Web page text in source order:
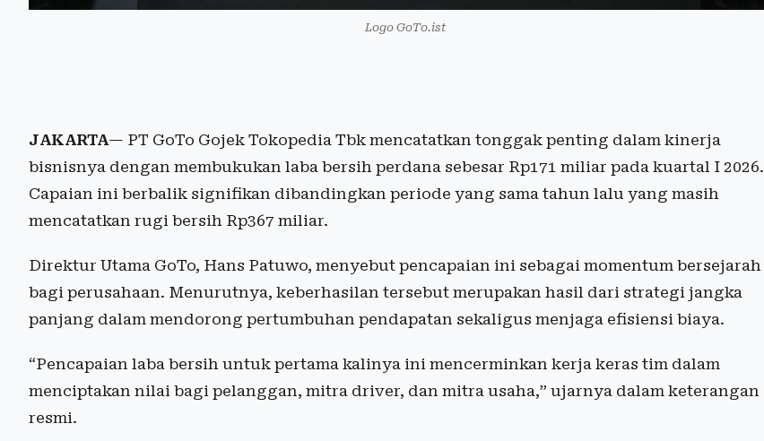
Logo GoTo.ist
JAKARTA— PT GoTo Gojek Tokopedia Tbk mencatatkan tonggak penting dalam kinerja
bisnisnya dengan membukukan laba bersih perdana sebesar Rp171 miliar pada kuartal I 2026.
Capaian ini berbalik signifikan dibandingkan periode yang sama tahun lalu yang masih
mencatatkan rugi bersih Rp367 miliar.
Direktur Utama GoTo, Hans Patuwo, menyebut pencapaian ini sebagai momentum bersejarah
bagi perusahaan. Menurutnya, keberhasilan tersebut merupakan hasil dari strategi jangka
panjang dalam mendorong pertumbuhan pendapatan sekaligus menjaga efisiensi biaya.
“Pencapaian laba bersih untuk pertama kalinya ini mencerminkan kerja keras tim dalam
menciptakan nilai bagi pelanggan, mitra driver, dan mitra usaha,” ujarnya dalam keterangan
resmi.